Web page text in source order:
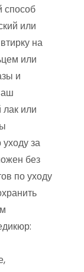
способ
или
на
или
и
или
за
без
по уходу